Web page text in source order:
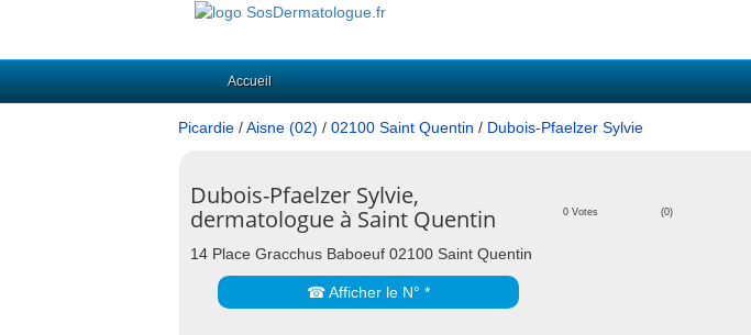
Accueil
Picardie /Aisne (02) / 02100 Saint Quentin / Dubois-Pfaelzer Sylvie
Dubois-Pfaelzer Sylvie,
dermatologue à Saint Quentin
0 Votes (0)
14 Place Gracchus Baboeuf 02100 Saint Quentin
☎ Afficher le N° *